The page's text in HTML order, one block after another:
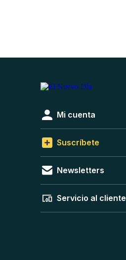
Mi cuenta
Suscríbete
Newsletters
Servicio al cliente